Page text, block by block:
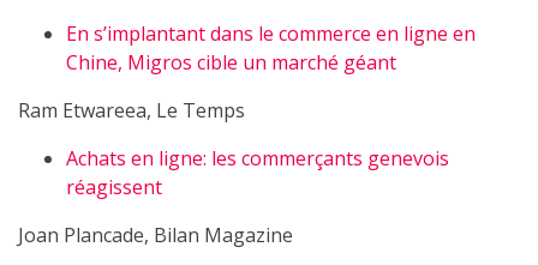
En s’implantant dans le commerce en ligne en
Chine, Migros cible un marché géant
Ram Etwareea, Le Temps
Achats en ligne: les commerçants genevois
réagissent
Joan Plancade, Bilan Magazine